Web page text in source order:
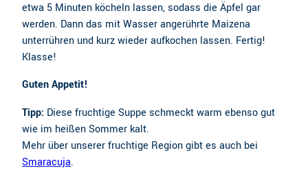
etwa 5 Minuten köcheln lassen, sodass die Äpfel gar
werden. Dann das mit Wasser angerührte Maizena
unterrühren und kurz wieder aufkochen lassen. Fertig!
Klasse!
Guten Appetit!
Tipp: Diese fruchtige Suppe schmeckt warm ebenso gut
wie im heißen Sommer kalt.
Mehr über unserer fruchtige Region gibt es auch bei
Smaracuja.